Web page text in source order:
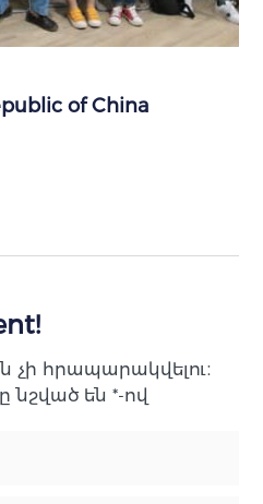
of China
չի հրապարակվելու։
նշված են*-ով